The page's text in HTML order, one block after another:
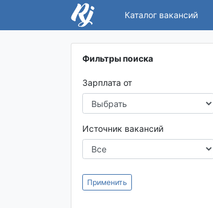
Каталог вакансий
Фильтры поиска
Зарплата от
Источник вакансий
Применить